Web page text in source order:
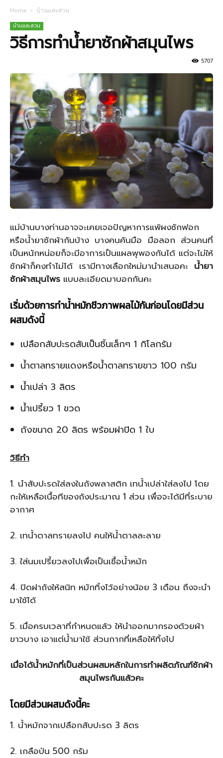
Home บ้านและสวน
บ้านและสวน
วิธีการทำน้ำยาซักผ้าสมุนไพร
5707
แม่บ้านบางท่านอาจจะเคยเจอปัญหาการแพ้ผงซักฟอก
หรือน้ำยาซักผ้ากันบ้าง บางคนคันมือ มือลอก ส่วนคนที่
เป็นหนักหน่อยก็จะมีอาการเป็นแผลพุพองกันได้ แต่จะไม่ให้
ซักผ้าก็คงทำไม่ได้ เรามีทางเลือกใหม่มานำเสนอคะ น้ำยา
ซักผ้าสมุนไพร แบบละเอียดมาบอกกันคะ
เริ่มด้วยการทำน้ำหมักชีวภาพผลไม้กันก่อนโดยมีส่วน
ผสมดังนี้
เปลือกสับปะรดสับเป็นชิ้นเล็กๆ 1 กิโลกรัม
น้ำตาลทรายแดงหรือน้ำตาลทรายขาว 100 กรัม
น้ำเปล่า 3 ลิตร
น้ำเปรี้ยว 1 ขวด
ถังขนาด 20 ลิตร พร้อมฝาปิด 1 ใบ
วิธีทำ
1. นำสับปะรดใส่ลงในถังพลาสติก เทน้ำเปล่าใส่ลงไป โดย
กะให้เหลือเนื้อทีของถังประมาณ 1 ส่วน เพื่อจะได้มีที่ระบาย
อากาศ
2. เทน้ำตาลทรายลงไป คนให้น้ำตาลละลาย
3. ใส่นมเปรี้ยวลงไปเพื่อเป็นเชื้อน้ำหมัก
4. ปิดฝาถังให้สนิท หมักทิ้งไว้อย่างน้อย 3 เดือน ถึงจะนำ
มาใช้ได้
5. เมื่อครบเวลาที่กำหนดแล้ว ให้นำออกมากรองด้วยผ้า
ขาวบาง เอาแต่น้ำมาใช้ ส่วนกากที่เหลือให้ทิ้งไป
เมื่อได้น้ำหมักที่เป็นส่วนผสมหลักในการทำผลิตภัณฑ์ซักผ้า
สมุนไพรกันแล้วคะ
โดยมีส่วนผสมดังนี้คะ
1. น้ำหมักจากเปลือกสับปะรด 3 ลิตร
2. เกลือป่น 500 กรัม